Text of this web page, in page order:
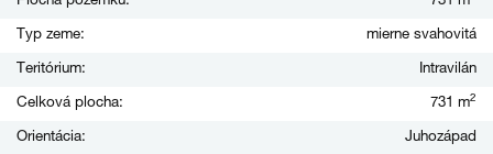
Typ zeme: mierne svahovitá
Teritórium: Intravilán
Celková plocha: 731 m2
Orientácia: Juhozápad